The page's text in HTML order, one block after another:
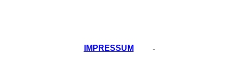
IMPRESSUM -